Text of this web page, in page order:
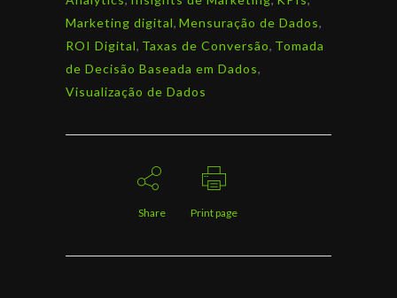
Marketing digital, Mensuração de Dados,
ROI Digital, Taxas de Conversão, Tomada
de Decisão Baseada em Dados,
Visualização de Dados
Share Print page